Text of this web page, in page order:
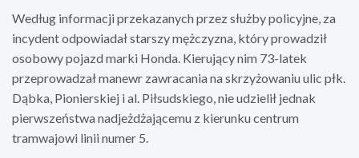
Według informacji przekazanych przez służby policyjne, za
incydent odpowiadał starszy mężczyzna, który prowadził
osobowy pojazd marki Honda. Kierujący nim 73-latek
przeprowadzał manewr zawracania na skrzyżowaniu ulic płk.
Dąbka, Pionierskiej i al. Piłsudskiego, nie udzielił jednak
pierwszeństwa nadjeżdżającemu z kierunku centrum
tramwajowi linii numer 5.